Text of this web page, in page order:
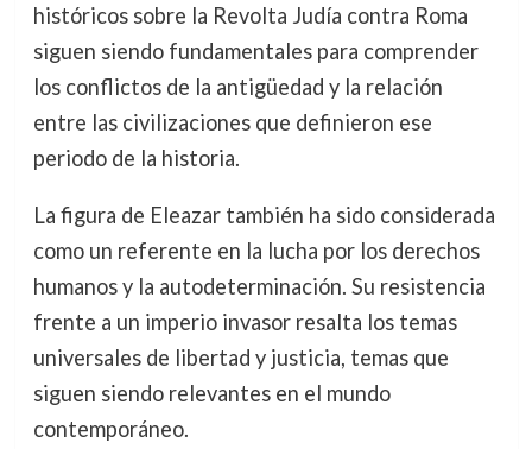
históricos sobre la Revolta Judía contra Roma
siguen siendo fundamentales para comprender
los conflictos de la antigüedad y la relación
entre las civilizaciones que definieron ese
periodo de la historia.
La figura de Eleazar también ha sido considerada
como un referente en la lucha por los derechos
humanos y la autodeterminación. Su resistencia
frente a un imperio invasor resalta los temas
universales de libertad y justicia, temas que
siguen siendo relevantes en el mundo
contemporáneo.